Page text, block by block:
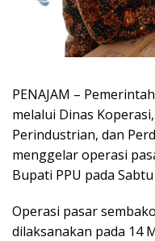
PENAJAM –
melalui Dinas
Perindustrian, dan
menggelar operasi
Bupati PPU pada
Operasi pasar
dilaksanakan pada 14